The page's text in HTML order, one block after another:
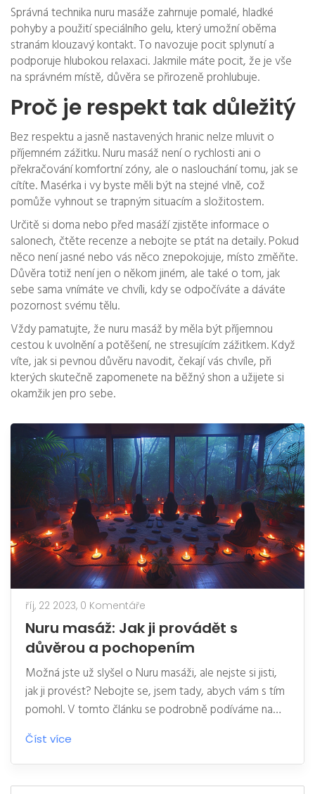
Správná technika nuru masáže zahrnuje pomalé, hladké
pohyby a použití speciálního gelu, který umožní oběma
stranám klouzavý kontakt. To navozuje pocit splynutí a
podporuje hlubokou relaxaci. Jakmile máte pocit, že je vše
na správném místě, důvěra se přirozeně prohlubuje.
Proč je respekt tak důležitý
Bez respektu a jasně nastavených hranic nelze mluvit o
příjemném zážitku. Nuru masáž není o rychlosti ani o
překračování komfortní zóny, ale o naslouchání tomu, jak se
cítíte. Masérka i vy byste měli být na stejné vlně, což
pomůže vyhnout se trapným situacím a složitostem.
Určitě si doma nebo před masáží zjistěte informace o
salonech, čtěte recenze a nebojte se ptát na detaily. Pokud
něco není jasné nebo vás něco znepokojuje, místo změňte.
Důvěra totiž není jen o někom jiném, ale také o tom, jak
sebe sama vnímáte ve chvíli, kdy se odpočíváte a dáváte
pozornost svému tělu.
Vždy pamatujte, že nuru masáž by měla být příjemnou
cestou k uvolnění a potěšení, ne stresujícím zážitkem. Když
víte, jak si pevnou důvěru navodit, čekají vás chvíle, při
kterých skutečně zapomenete na běžný shon a užijete si
okamžik jen pro sebe.
říj, 22 2023, 0 Komentáře
Nuru masáž: Jak ji provádět s
důvěrou a pochopením
Možná jste už slyšel o Nuru masáži, ale nejste si jisti,
jak ji provést? Nebojte se, jsem tady, abych vám s tím
pomohl. V tomto článku se podrobně podíváme na
techniky Nuru masáže a jak je provádět s důvěrou a
pochopením. Díky mým tipům a radám, budete mít
všechny informace, které potřebujete k tomu, abyste
se mohl pustit do své první Nuru masáže.
Číst více